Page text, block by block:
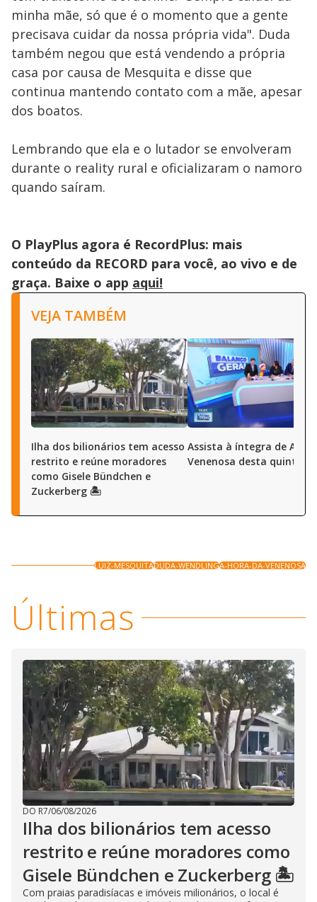
minha mãe, só que é o momento que a gente
precisava cuidar da nossa própria vida". Duda
também negou que está vendendo a própria
casa por causa de Mesquita e disse que
continua mantendo contato com a mãe, apesar
dos boatos.
Lembrando que ela e o lutador se envolveram
durante o reality rural e oficializaram o namoro
quando saíram.
O PlayPlus agora é RecordPlus: mais
conteúdo da RECORD para você, ao vivo e de
graça. Baixe o app aqui!
VEJA TAMBÉM
Ilha dos bilionários tem acesso
restrito e reúne moradores
como Gisele Bündchen e
Zuckerberg 🏝️
Assista à íntegra de A
Venenosa desta quinta (6)
LUIZ-MESQUITADUDA-WENDLINGA-HORA-DA-VENENOSA
Últimas
DO R7/06/08/2026
Ilha dos bilionários tem acesso
restrito e reúne moradores como
Gisele Bündchen e Zuckerberg 🏝️
Com praias paradisíacas e imóveis milionários, o local é